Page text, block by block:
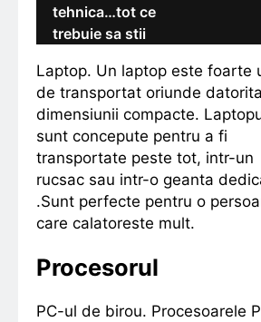
tehnica…tot ce
trebuie sa stii
Laptop. Un laptop este foarte
de transportat oriunde datorita
dimensiunii compacte.
sunt concepute pentru a fi
transportate peste tot, intr-un
rucsac sau intr-o geanta
.Sunt perfecte pentru o
care calatoreste mult.
Procesorul
PC-ul de birou. Procesoarele